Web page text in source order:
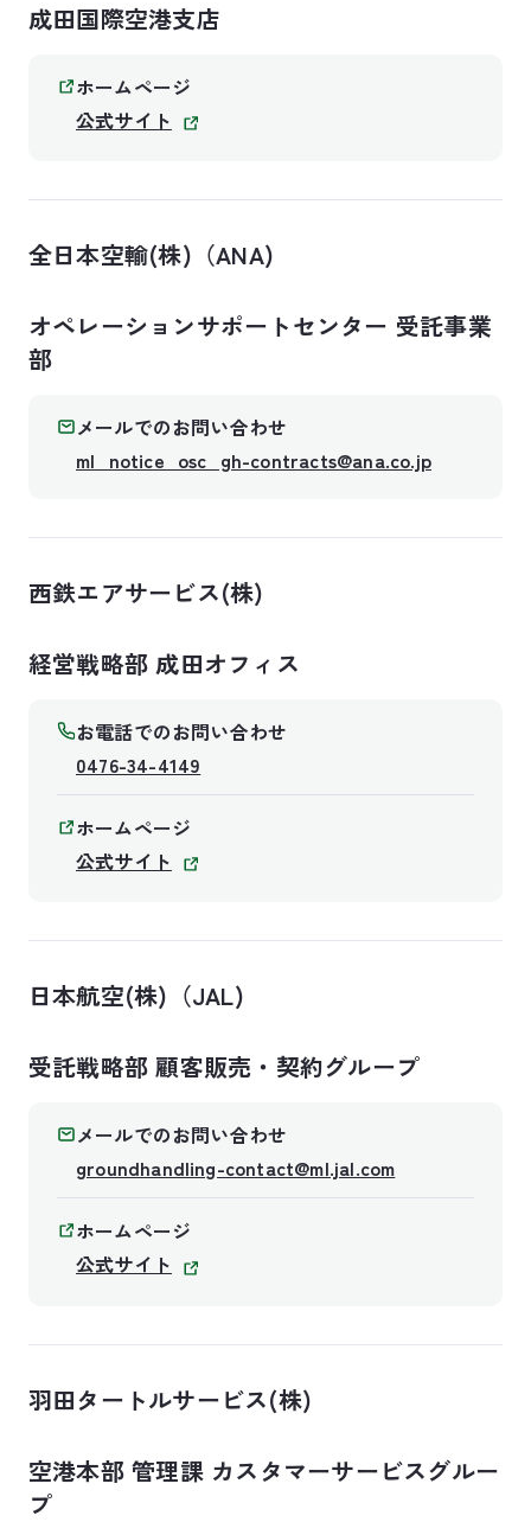
成田国際空港支店
ホームページ
公式サイト
全日本空輸(株)（ANA)
オペレーションサポートセンター 受託事業
部
メールでのお問い合わせ
ml_notice_osc_gh-contracts@ana.co.jp
西鉄エアサービス(株)
経営戦略部 成田オフィス
お電話でのお問い合わせ
0476-34-4149
ホームページ
公式サイト
日本航空(株)（JAL)
受託戦略部 顧客販売・契約グループ
メールでのお問い合わせ
groundhandling-contact@ml.jal.com
ホームページ
公式サイト
羽田タートルサービス(株)
空港本部 管理課 カスタマーサービスグルー
プ